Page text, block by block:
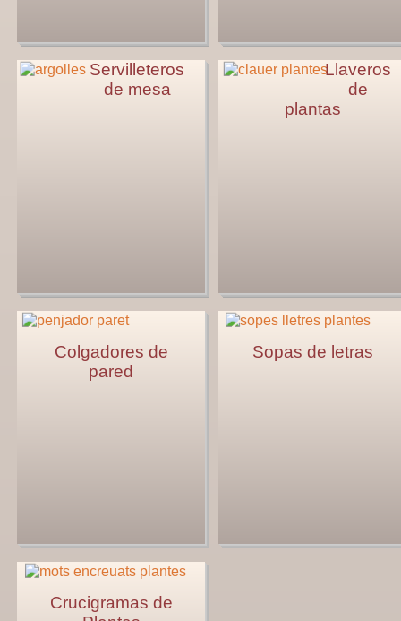
Servilleteros
de mesa
Llaveros
de
plantas
Colgadores de
pared
Sopas de letras
Crucigramas de